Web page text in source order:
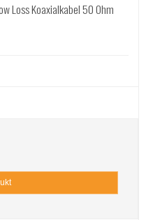
Loss Koaxialkabel 50 Ohm